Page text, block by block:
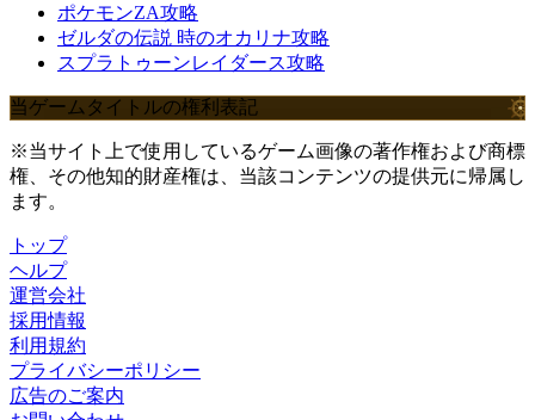
ポケモンZA攻略
ゼルダの伝説 時のオカリナ攻略
スプラトゥーンレイダース攻略
当ゲームタイトルの権利表記
※当サイト上で使用しているゲーム画像の著作権および商標
権、その他知的財産権は、当該コンテンツの提供元に帰属し
ます。
トップ
ヘルプ
運営会社
採用情報
利用規約
プライバシーポリシー
広告のご案内